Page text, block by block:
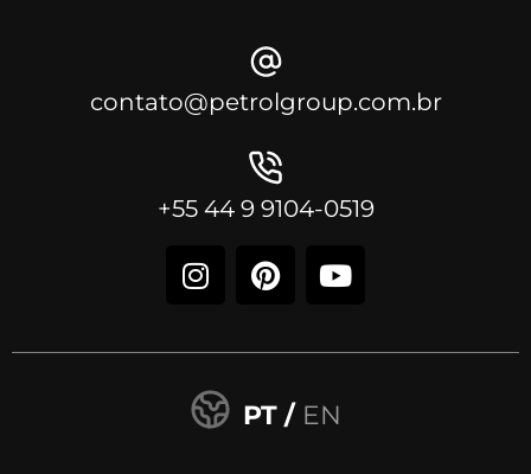
contato@petrolgroup.com.br
+55 44 9 9104-0519
PT / EN